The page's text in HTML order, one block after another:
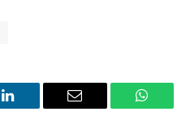
LinkedIn Email